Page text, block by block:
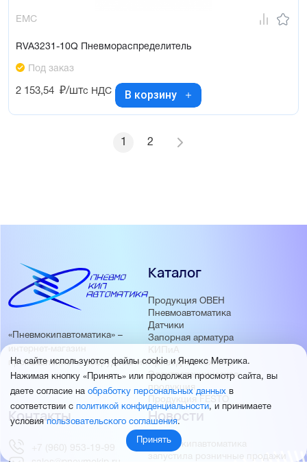
EMC
RVA3231-10Q Пневмораспределитель
Под заказ
2 153,54 ₽/штс НДС В корзину
1 2
«Пневмокипавтоматика» –
интернет-магазин
промышленного оборудования
Каталог
Продукция ОВЕН
Пневмоавтоматика
Датчики
Запорная арматура
КИПиА
Приводная техника
Электротехническая
продукция
Продукция FESTO
Новости
Пневмокипавтоматика
запустила розничные продажи
Контакты
+7 (960) 953-19-99
sales@pnevmokip.ru
На сайте используются файлы cookie и Яндекс Метрика.
Нажимая кнопку «Принять» или продолжая просмотр сайта, вы
даете согласие на обработку персональных данных в
соответствии с политикой конфиденциальности, и принимаете
условияпользовательского соглашения.
Принять